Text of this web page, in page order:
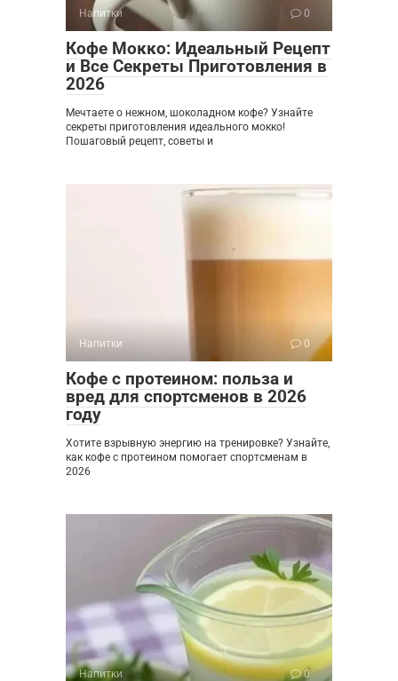
Напитки 0
Кофе Мокко: Идеальный Рецепт
и Все Секреты Приготовления в
2026
Мечтаете о нежном, шоколадном кофе? Узнайте
секреты приготовления идеального мокко!
Пошаговый рецепт, советы и
Напитки 0
Кофе с протеином: польза и
вред для спортсменов в 2026
году
Хотите взрывную энергию на тренировке? Узнайте,
как кофе с протеином помогает спортсменам в
2026
Напитки 0